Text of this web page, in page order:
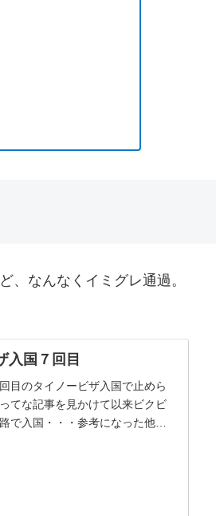
、なんなくイミグレ通過。
入国７回目
目のタイノービザ入国で止めら
てな記事を見かけて以来ビクビ
で入国・・・参考になった他の